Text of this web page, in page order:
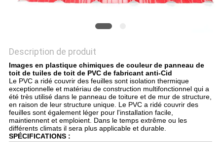
POLITIQUE
Description de produit
Images en plastique chimiques de couleur de panneau de
toit de tuiles de toit de PVC de fabricant anti-Cid
Le PVC a ridé couvrir des feuilles sont isolation thermique
exceptionnelle et matériau de construction multifonctionnel qui a
été très utilisé dans le panneau de toiture et de mur de structure,
en raison de leur structure unique. Le PVC a ridé couvrir des
feuilles sont également léger pour l'installation facile,
maintiennent et emploient. Dans le temps extrême ou les
différents climats il sera plus applicable et durable.
SPÉCIFICATIONS :